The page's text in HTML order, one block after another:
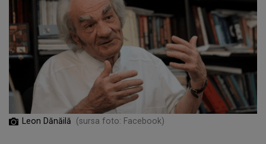
Leon Dănăilă (sursa foto: Facebook)